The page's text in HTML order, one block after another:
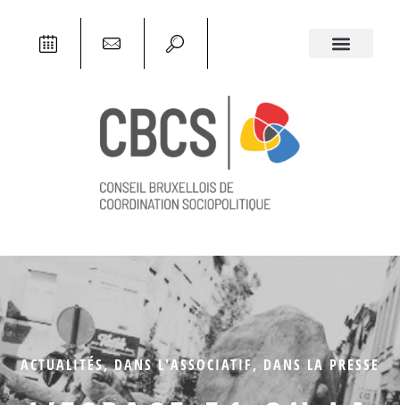
ACTUALITÉS,DANS L'ASSOCIATIF, DANS LA PRESSE